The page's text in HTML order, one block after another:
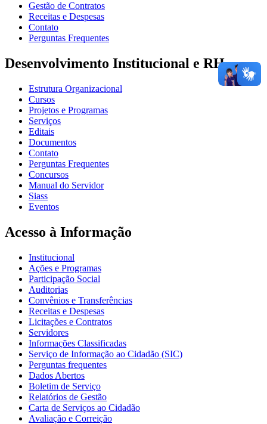
Gestão de Contratos
Receitas e Despesas
Contato
Perguntas Frequentes
Desenvolvimento Institucional e RH
Estrutura Organizacional
Cursos
Projetos e Programas
Serviços
Editais
Documentos
Contato
Perguntas Frequentes
Concursos
Manual do Servidor
Siass
Eventos
Acesso à Informação
Institucional
Ações e Programas
Participação Social
Auditorias
Convênios e Transferências
Receitas e Despesas
Licitações e Contratos
Servidores
Informações Classificadas
Serviço de Informação ao Cidadão (SIC)
Perguntas frequentes
Dados Abertos
Boletim de Serviço
Relatórios de Gestão
Carta de Serviços ao Cidadão
Avaliação e Correição